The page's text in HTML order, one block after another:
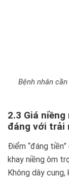
Bệnh nhân
2.3 Giá
đáng với trải
Điểm “đáng
khay niềng ôm
Không dây